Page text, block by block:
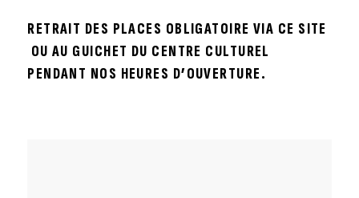
RETRAIT DES PLACES OBLIGATOIRE VIA CE SITE
OU AU GUICHET DU CENTRE CULTUREL
PENDANT NOS HEURES D’OUVERTURE.